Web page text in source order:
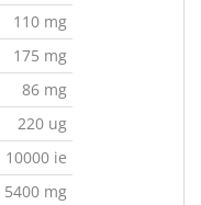
110 mg
175 mg
86 mg
220 ug
10000 ie
5400 mg